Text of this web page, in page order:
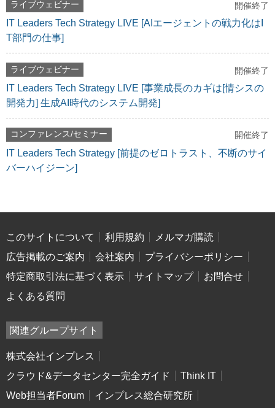
ライブウェビナー 開催終了
IT Leaders Tech Strategy LIVE [AIエージェントの戦力化はI
T部門の仕事]
ライブウェビナー 開催終了
IT Leaders Tech Strategy LIVE [事業成長のカギは[情シスの
開発力] 生成AI時代のシステム開発]
コンファレンス/セミナー 開催終了
IT Leaders Tech Strategy [前提のゼロトラスト、不断のサイ
バーハイジーン]
このサイトについて 利用規約
メルマガ購読
広告掲載のご案内
会社案内
プライバシーポリシー
特定商取引法に基づく表示
サイトマップ
お問合せ
よくある質問
関連グループサイト
株式会社インプレス
クラウド&データセンター完全ガイド
Think IT
Web担当者Forum
インプレス総合研究所